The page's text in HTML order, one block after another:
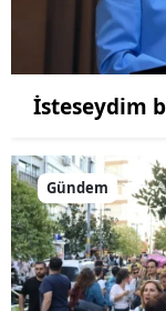
İsteseydim
Gündem